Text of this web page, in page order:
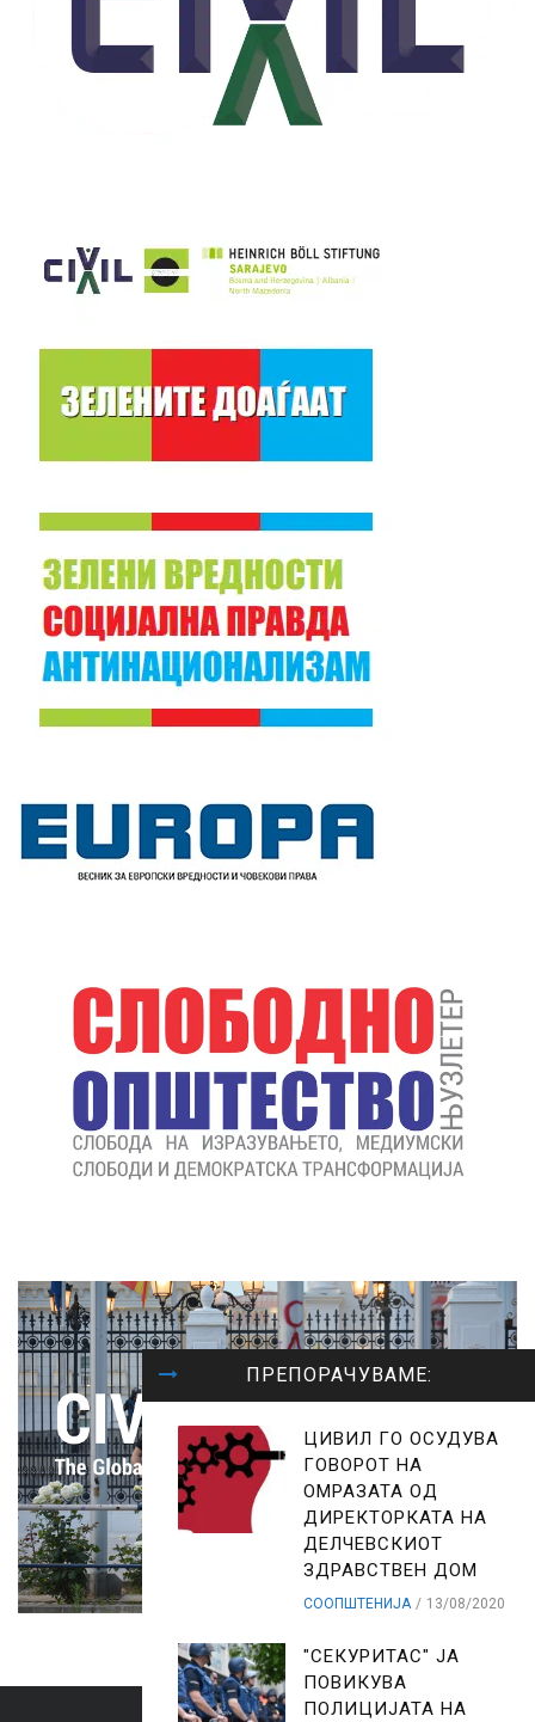
ПРЕПОРАЧУВАМЕ:
ЦИВИЛ ГО ОСУДУВА
ГОВОРОТ НА
ОМРАЗАТА ОД
ДИРЕКТОРКАТА НА
ДЕЛЧЕВСКИОТ
ЗДРАВСТВЕН ДОМ
СООПШТЕНИЈА 13/08/2020
"СЕКУРИТАС" ЈА
ПОВИКУВА
ПОЛИЦИЈАТА НА